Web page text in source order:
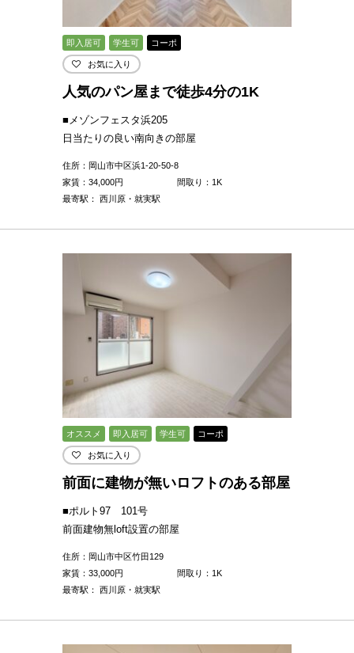
即入居可 学生可 コーポ
お気に入り
人気のパン屋まで徒歩4分の1K
■メゾンフェスタ浜205
日当たりの良い南向きの部屋
住所：岡山市中区浜1-20-50-8
家賃： 34,000円
間取り：1K
最寄駅： 西川原・就実駅
オススメ 即入居可 学生可 コーポ
お気に入り
前面に建物が無いロフトのある部屋
■ポルト97 101号
前面建物無loft設置の部屋
住所：岡山市中区竹田129
家賃： 33,000円
間取り：1K
最寄駅： 西川原・就実駅